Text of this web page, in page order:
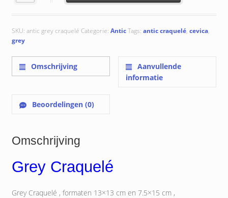
SKU: antic grey craquelé Categorie: AnticTags: antic craquelé, cevica,
grey
Omschrijving
Aanvullende
informatie
Beoordelingen (0)
Omschrijving
Grey Craquelé
Grey Craquelé , formaten 13×13 cm en 7.5×15 cm ,